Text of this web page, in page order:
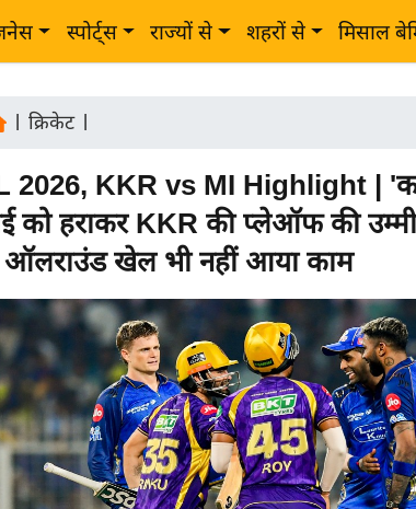
स्पोर्ट्स राज्यों से शहरों से मिसाल
क्रिकेट|
2026, KKR vs MI Highlight |
को हराकर KKR की प्लेऑफ की
ऑलराउंड खेल भी नहीं आया काम